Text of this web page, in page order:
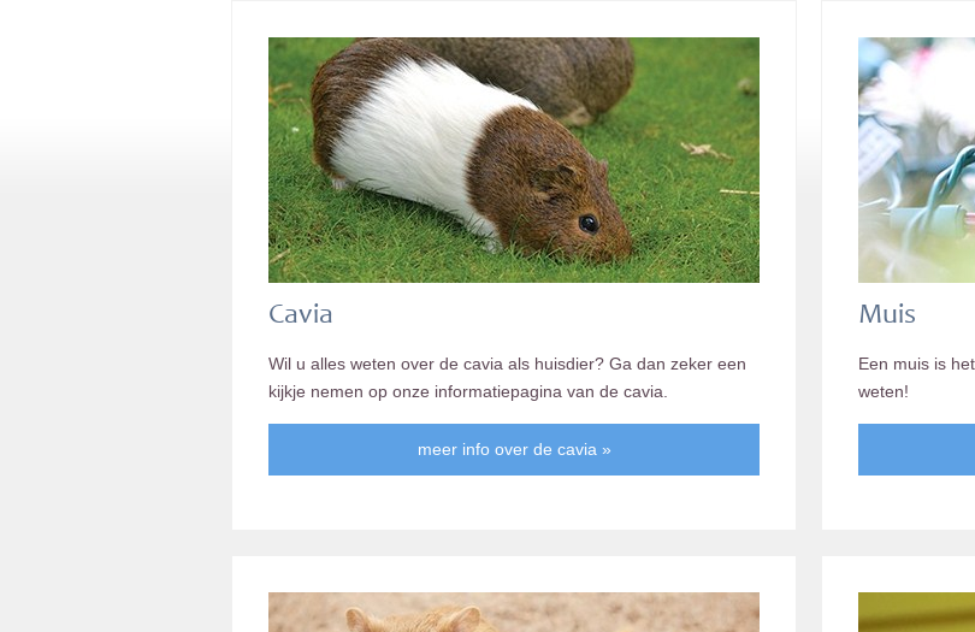
Cavia
Wil u alles weten over de cavia als huisdier? Ga dan zeker een
kijkje nemen op onze informatiepagina van de cavia.
meer info over de cavia »
Muis
Een muis is
weten!